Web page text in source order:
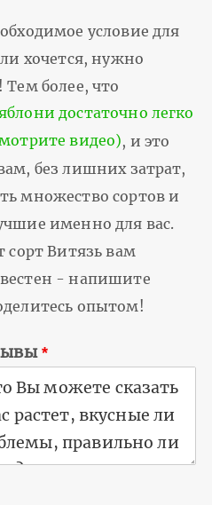
условие для
хочется, нужно
Тем более, что
достаточно легко
видео), и это
без лишних затрат,
множество сортов и
именно для вас.
сорт Витязь вам
- напишите
опытом!